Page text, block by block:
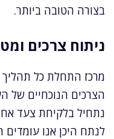
בצורה הטובה ביותר.
ניתוח צרכים
מרכז התחלת כל תהליך
הצרכים הנוכחיים של
נתחיל בלקיחת צעד
לנתח היכן אנו עומדים